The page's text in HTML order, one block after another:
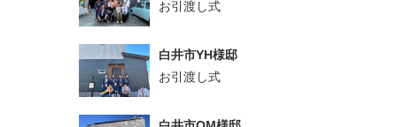
お引渡し式
白井市YH様邸
お引渡し式